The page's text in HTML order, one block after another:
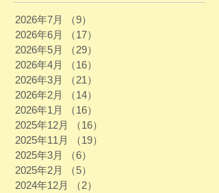
2026年7月 （9）
2026年6月
（17）
2026年5月
（29）
2026年4月
（16）
2026年3月
（21）
2026年2月
（14）
2026年1月
（16）
2025年12月
（16）
2025年11月
（19）
2025年3月
（6）
2025年2月
（5）
2024年12月
（2）